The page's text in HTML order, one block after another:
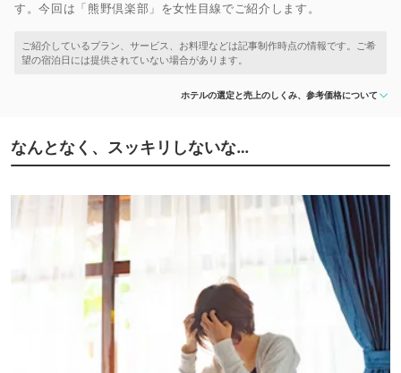
す。今回は「熊野倶楽部」を女性目線でご紹介します。
ホテルの選定と売上のしくみ、参考価格について
なんとなく、スッキリしないな…